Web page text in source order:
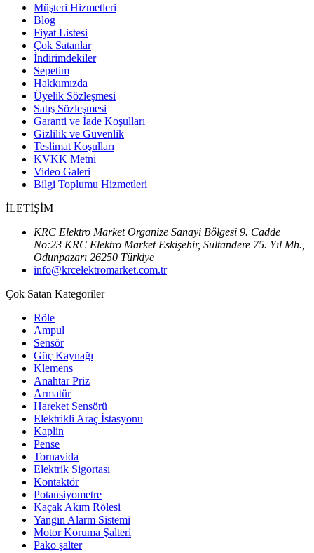
Müşteri Hizmetleri
Blog
Fiyat Listesi
Çok Satanlar
İndirimdekiler
Sepetim
Hakkımızda
Üyelik Sözleşmesi
Satış Sözleşmesi
Garanti ve İade Koşulları
Gizlilik ve Güvenlik
Teslimat Koşulları
KVKK Metni
Video Galeri
Bilgi Toplumu Hizmetleri
İLETİŞİM
KRC Elektro Market Organize Sanayi Bölgesi 9. Cadde
No:23 KRC Elektro Market Eskişehir, Sultandere 75. Yıl Mh.,
Odunpazarı 26250 Türkiye
info@krcelektromarket.com.tr
Çok Satan Kategoriler
Röle
Ampul
Sensör
Güç Kaynağı
Klemens
Anahtar Priz
Armatür
Hareket Sensörü
Elektrikli Araç İstasyonu
Kaplin
Pense
Tornavida
Elektrik Sigortası
Kontaktör
Potansiyometre
Kaçak Akım Rölesi
Yangın Alarm Sistemi
Motor Koruma Şalteri
Pako şalter